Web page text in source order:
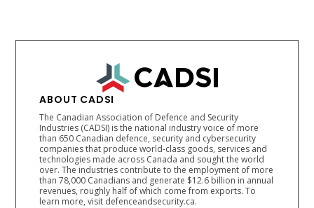
ABOUT CADSI
The Canadian Association of Defence and Security
Industries (CADSI) is the national industry voice of more
than 650 Canadian defence, security and cybersecurity
companies that produce world-class goods, services and
technologies made across Canada and sought the world
over. The industries contribute to the employment of more
than 78,000 Canadians and generate $12.6 billion in annual
revenues, roughly half of which come from exports. To
learn more, visit defenceandsecurity.ca.